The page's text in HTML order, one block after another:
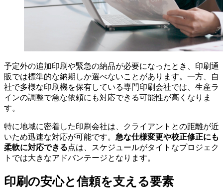
予定外の追加印刷や緊急の納品が必要になったとき、印刷通
販では標準的な納期しか選べないことがあります。一方、自
社で多様な印刷機を保有している専門印刷会社では、生産ラ
インの調整で急な依頼にも対応できる可能性が高くなりま
す。
特に地域に密着した印刷会社は、クライアントとの距離が近
いため迅速な対応が可能です。 急な仕様変更や校正修正にも
柔軟に対応できる点は、スケジュールがタイトなプロジェク
トでは大きなアドバンテージとなります。
印刷の安心と信頼を支える要素